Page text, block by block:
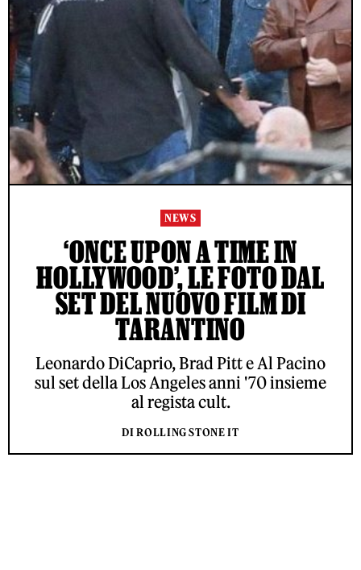
NEWS
‘ONCE UPON A TIME IN
HOLLYWOOD’, LE FOTO DAL
SET DEL NUOVO FILM DI
TARANTINO
Leonardo DiCaprio, Brad Pitt e Al Pacino
sul set della Los Angeles anni '70 insieme
al regista cult.
DI ROLLING STONE IT